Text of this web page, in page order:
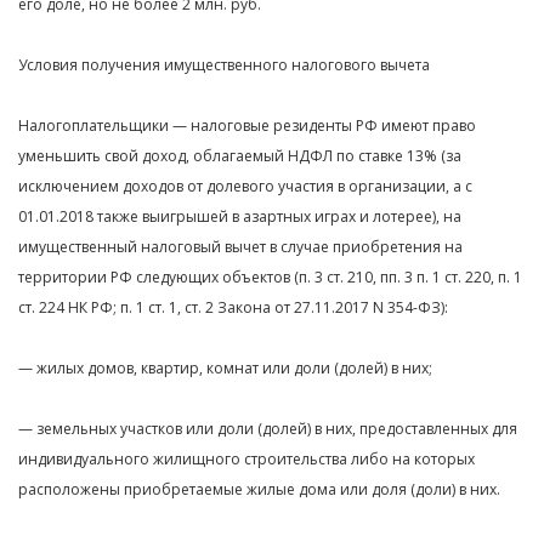
его доле, но не более 2 млн. руб.
Условия получения имущественного налогового вычета
Налогоплательщики — налоговые резиденты РФ имеют право
уменьшить свой доход, облагаемый НДФЛ по ставке 13% (за
исключением доходов от долевого участия в организации, а с
01.01.2018 также выигрышей в азартных играх и лотерее), на
имущественный налоговый вычет в случае приобретения на
территории РФ следующих объектов (п. 3 ст. 210, пп. 3 п. 1 ст. 220, п. 1
ст. 224 НК РФ; п. 1 ст. 1, ст. 2 Закона от 27.11.2017 N 354-ФЗ):
— жилых домов, квартир, комнат или доли (долей) в них;
— земельных участков или доли (долей) в них, предоставленных для
индивидуального жилищного строительства либо на которых
расположены приобретаемые жилые дома или доля (доли) в них.